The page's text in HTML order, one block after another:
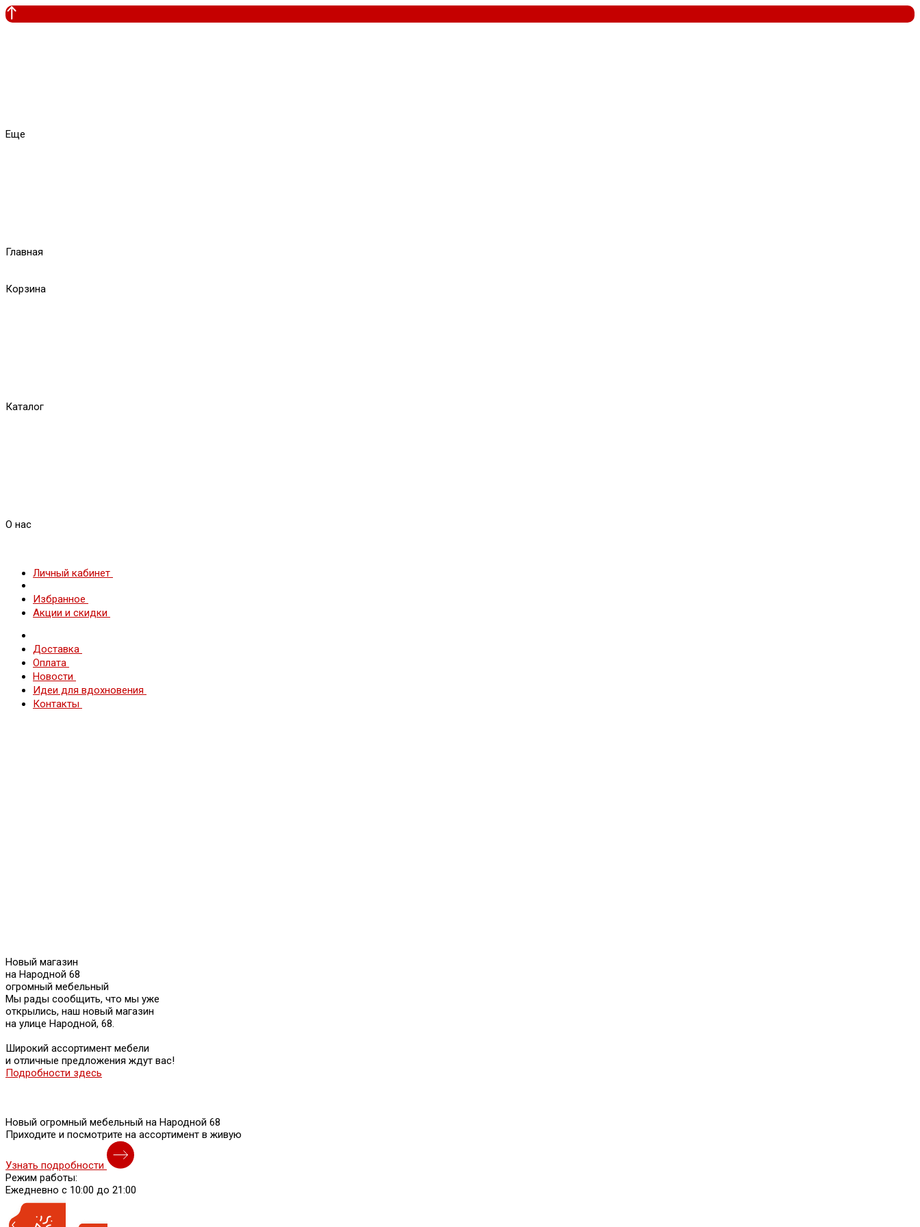
Еще
Главная
Корзина
Каталог
О нас
Личный кабинет
Избранное
Акции и скидки
Доставка
Оплата
Новости
Идеи для вдохновения
Контакты
Новый магазин
на Народной 68
огромный мебельный
Мы рады сообщить, что мы уже
открылись, наш новый магазин
на улице Народной, 68.
Широкий ассортимент мебели
и отличные предложения ждут вас!
Подробности здесь
Новый огромный мебельный на Народной 68
Приходите и посмотрите на ассортимент в живую
Узнать подробности
Режим работы:
Ежедневно с 10:00 до 21:00